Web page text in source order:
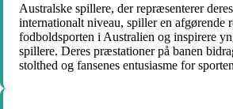
Australske spillere, der repræsenterer
internationalt niveau, spiller en afgørende
fodboldsporten i Australien og inspirere
spillere. Deres præstationer på banen
stolthed og fansenes entusiasme for